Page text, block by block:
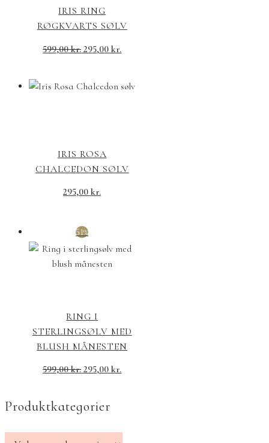
IRIS RING
RØGKVARTS SØLV
599,00kr. 295,00kr.
IRIS ROSA
CHALCEDON SØLV
295,00kr.
51%
RING I
STERLINGSØLV MED
BLUSH MÅNESTEN
599,00kr. 295,00kr.
Produktkategorier